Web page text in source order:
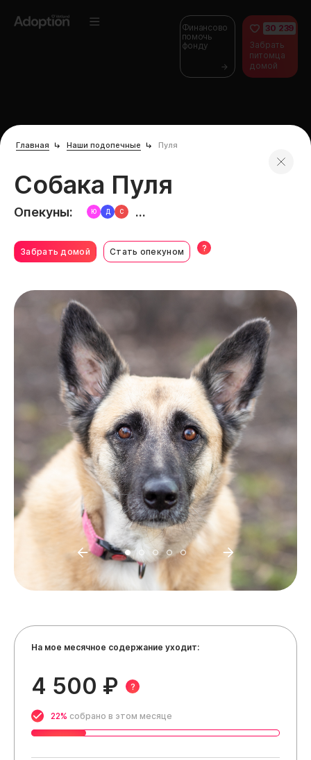
Финансово
помочь
фонду
30 239
Забрать
питомца
домой
Главная Наши подопечные Пуля
Собака Пуля
Забрать домой Стать опекуном ?
Опекуны: Ю Д С ...
На мое месячное содержание уходит:
4 500 ₽ ?
22% собрано в этом месяце